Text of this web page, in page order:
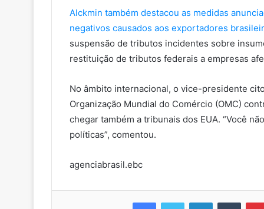
Alckmin também destacou as medidas
negativos causados aos exportadores
suspensão de tributos incidentes sobre
restituição de tributos federais a empresas
No âmbito internacional, o vice-presidente
Organização Mundial do Comércio (OMC)
chegar também a tribunais dos EUA. “Você
políticas”, comentou.
agenciabrasil.ebc